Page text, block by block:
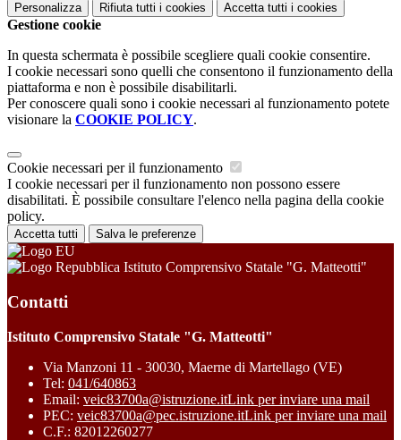
Personalizza Rifiuta tutti i cookies Accetta tutti i cookies
Gestione cookie
In questa schermata è possibile scegliere quali cookie consentire.
I cookie necessari sono quelli che consentono il funzionamento della
piattaforma e non è possibile disabilitarli.
Per conoscere quali sono i cookie necessari al funzionamento potete
visionare la COOKIE POLICY.
Cookie necessari per il funzionamento
I cookie necessari per il funzionamento non possono essere
disabilitati. È possibile consultare l'elenco nella pagina della cookie
policy.
Accetta tutti Salva le preferenze
Istituto Comprensivo Statale "G. Matteotti"
Contatti
Istituto Comprensivo Statale "G. Matteotti"
Via Manzoni 11 - 30030, Maerne di Martellago (VE)
Tel: 041/640863
Email: veic83700a@istruzione.itLink per inviare una mail
PEC: veic83700a@pec.istruzione.itLink per inviare una mail
C.F.: 82012260277